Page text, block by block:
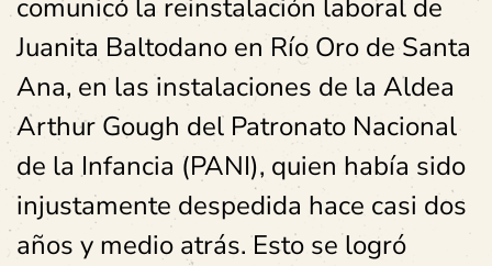
comunicó la reinstalación laboral de
Juanita Baltodano en Río Oro de Santa
Ana, en las instalaciones de la Aldea
Arthur Gough del Patronato Nacional
de la Infancia (PANI), quien había sido
injustamente despedida hace casi dos
años y medio atrás. Esto se logró